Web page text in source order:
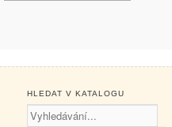
HLEDAT V KATALOGU